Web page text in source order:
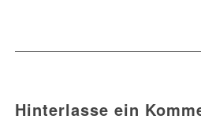
Hinterlasse ein